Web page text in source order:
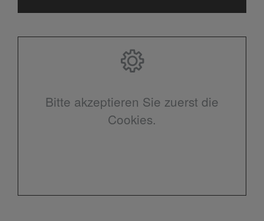
Bitte akzeptieren Sie zuerst die
Cookies.